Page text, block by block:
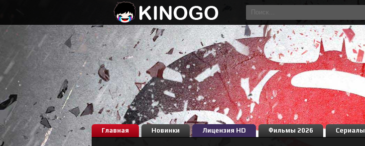
Главная Новинки Лицензия HD Фильмы 2026 Сериалы